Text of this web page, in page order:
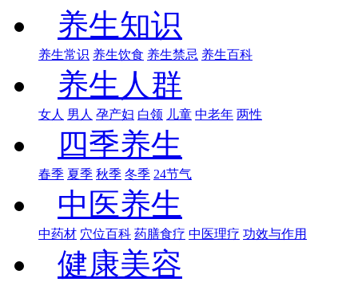
养生知识
养生常识 养生饮食 养生禁忌 养生百科
养生人群
女人 男人 孕产妇 白领 儿童 中老年 两性
四季养生
春季 夏季 秋季 冬季 24节气
中医养生
中药材 穴位百科 药膳食疗 中医理疗 功效与作用
健康美容